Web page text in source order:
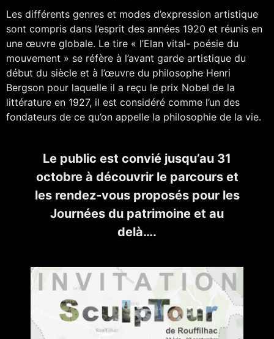
Les différents genres et modes d’expression artistique
sont compris dans l’esprit des années 1920 et réunis en
une œuvre globale. Le tire « l’Elan vital- poésie du
mouvement » se réfère à l’avant garde artistique du
début du siècle et à l’œuvre du philosophe Henri
Bergson pour laquelle il a reçu le prix Nobel de la
littérature en 1927, il est considéré comme l’un des
fondateurs de ce qu’on appelle la philosophie de la vie.
Le public est convié jusqu’au 31
octobre à découvrir le parcours et
les rendez-vous proposés pour les
Journées du patrimoine et au
delà….